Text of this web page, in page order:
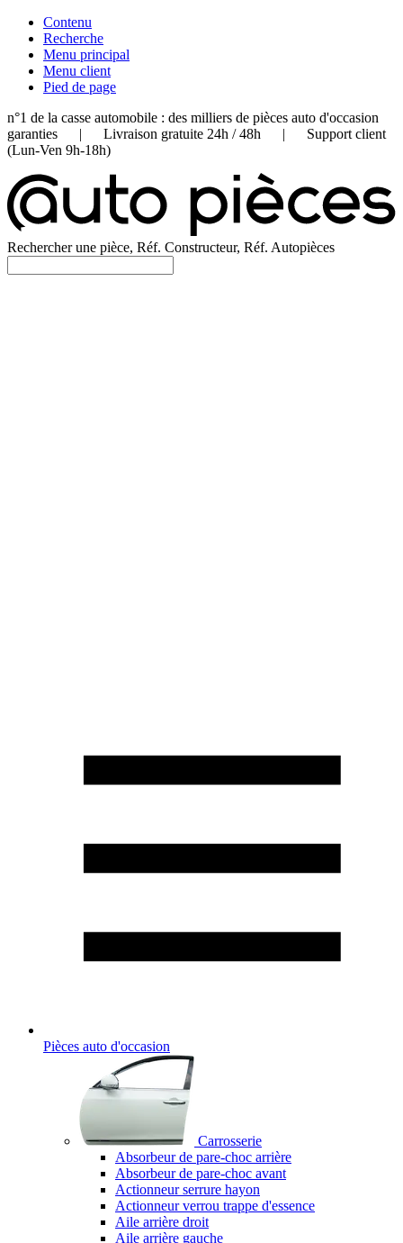
Contenu
Recherche
Menu principal
Menu client
Pied de page
n°1 de la casse automobile : des milliers de pièces auto d'occasion
garanties | Livraison gratuite 24h / 48h | Support client
(Lun-Ven 9h-18h)
Rechercher une pièce, Réf. Constructeur, Réf. Autopièces
Pièces auto d'occasion
Carrosserie
Absorbeur de pare-choc arrière
Absorbeur de pare-choc avant
Actionneur serrure hayon
Actionneur verrou trappe d'essence
Aile arrière droit
Aile arrière gauche